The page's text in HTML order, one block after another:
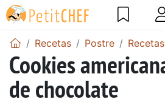
Recetas Postre
Cookies
de chocolate